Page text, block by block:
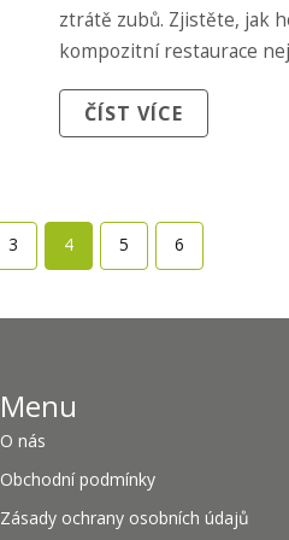
ztrátě zubů. Zjistěte, jak
kompozitní restaurace
ČÍST VÍCE
3 4 5 6
Menu
O nás
Obchodní podmínky
Zásady ochrany osobních údajů